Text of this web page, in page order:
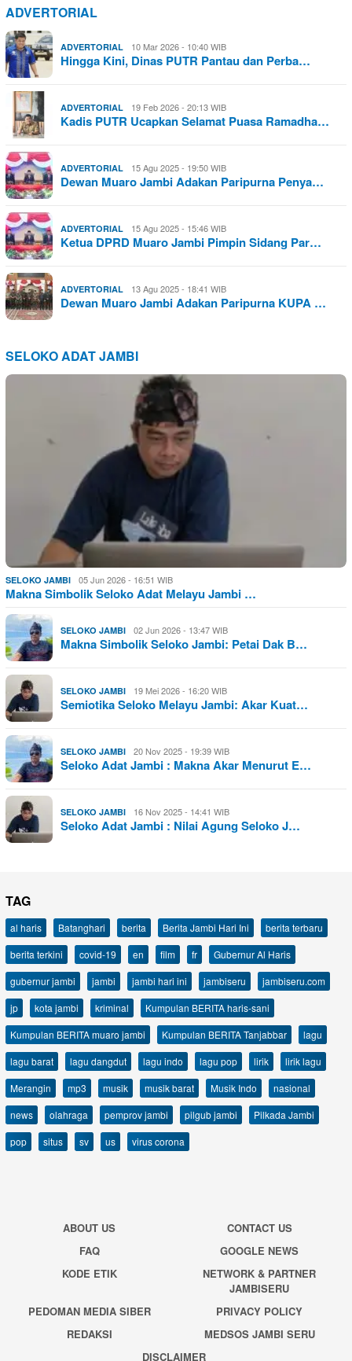
ADVERTORIAL
ADVERTORIAL 10 Mar 2026 - 10:40 WIB
Hingga Kini, Dinas PUTR Pantau dan Perba…
ADVERTORIAL 19 Feb 2026 - 20:13 WIB
Kadis PUTR Ucapkan Selamat Puasa Ramadha…
ADVERTORIAL 15 Agu 2025 - 19:50 WIB
Dewan Muaro Jambi Adakan Paripurna Penya…
ADVERTORIAL 15 Agu 2025 - 15:46 WIB
Ketua DPRD Muaro Jambi Pimpin Sidang Par…
ADVERTORIAL 13 Agu 2025 - 18:41 WIB
Dewan Muaro Jambi Adakan Paripurna KUPA …
SELOKO ADAT JAMBI
SELOKO JAMBI 05 Jun 2026 - 16:51 WIB
Makna Simbolik Seloko Adat Melayu Jambi …
SELOKO JAMBI 02 Jun 2026 - 13:47 WIB
Makna Simbolik Seloko Jambi: Petai Dak B…
SELOKO JAMBI 19 Mei 2026 - 16:20 WIB
Semiotika Seloko Melayu Jambi: Akar Kuat…
SELOKO JAMBI 20 Nov 2025 - 19:39 WIB
Seloko Adat Jambi : Makna Akar Menurut E…
SELOKO JAMBI 16 Nov 2025 - 14:41 WIB
Seloko Adat Jambi : Nilai Agung Seloko J…
TAG
al haris Batanghari berita Berita Jambi Hari Ini
berita terbaru
berita terkini
covid-19 en film fr
Gubernur Al Haris
gubernur jambi
jambi jambi hari ini jambiseru
jambiseru.com
jp
kota jambi kriminal
Kumpulan BERITA haris-sani
Kumpulan BERITA muaro jambi
Kumpulan BERITA Tanjabbar
lagu
lagu barat
lagu dangdut lagu indo lagu pop lirik
lirik lagu
Merangin
mp3 musik musik barat Musik Indo
nasional
news
olahraga pemprov jambi pilgub jambi
Pilkada Jambi
pop
situs sv us virus corona
ABOUT US
CONTACT US
FAQ
GOOGLE NEWS
KODE ETIK
NETWORK & PARTNER
JAMBISERU
PEDOMAN MEDIA SIBER
PRIVACY POLICY
REDAKSI
MEDSOS JAMBI SERU
DISCLAIMER